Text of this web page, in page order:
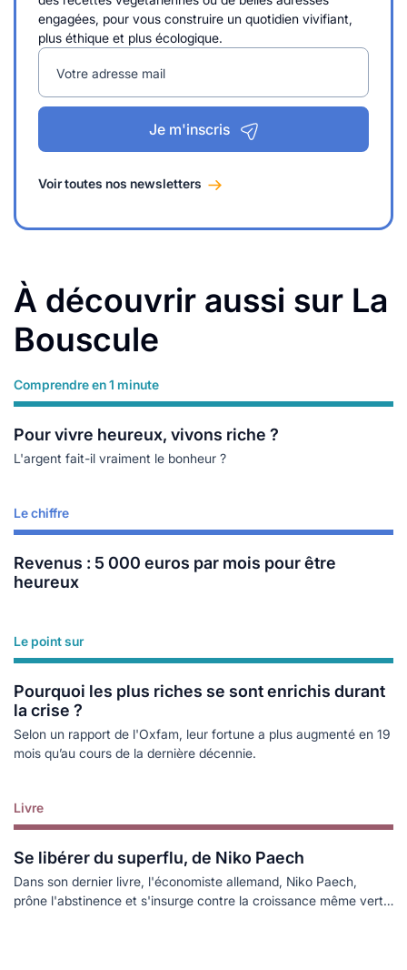
engagées, pour vous construire un quotidien vivifiant,
plus éthique et plus écologique.
Votre adresse mail
Je m'inscris
Voir toutes nos newsletters
À découvrir aussi sur La
Bouscule
Comprendre en 1 minute
Pour vivre heureux, vivons riche ?
L'argent fait-il vraiment le bonheur ?
Lire plus
Le chiffre
Revenus : 5 000 euros par mois pour être
heureux
Lire plus
Le point sur
Pourquoi les plus riches se sont enrichis durant
la crise ?
Selon un rapport de l'Oxfam, leur fortune a plus augmenté en 19
mois qu’au cours de la dernière décennie.
Lire plus
Livre
Se libérer du superflu, de Niko Paech
Dans son dernier livre, l'économiste allemand, Niko Paech,
prône l'abstinence et s'insurge contre la croissance même verte
Lire plus